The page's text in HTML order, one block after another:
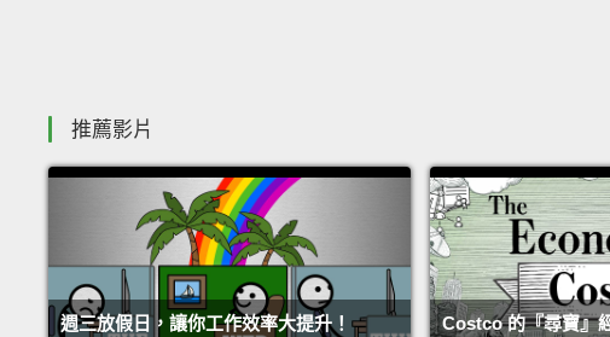
推薦影片
週三放假日，讓你工作效率大提升！ Costco 的『尋寶』